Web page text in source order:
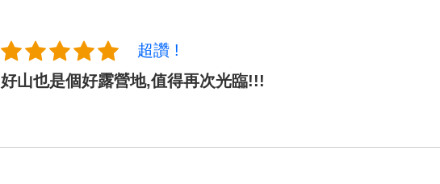
超讚 !
好山也是個好露營地,值得再次光臨!!!